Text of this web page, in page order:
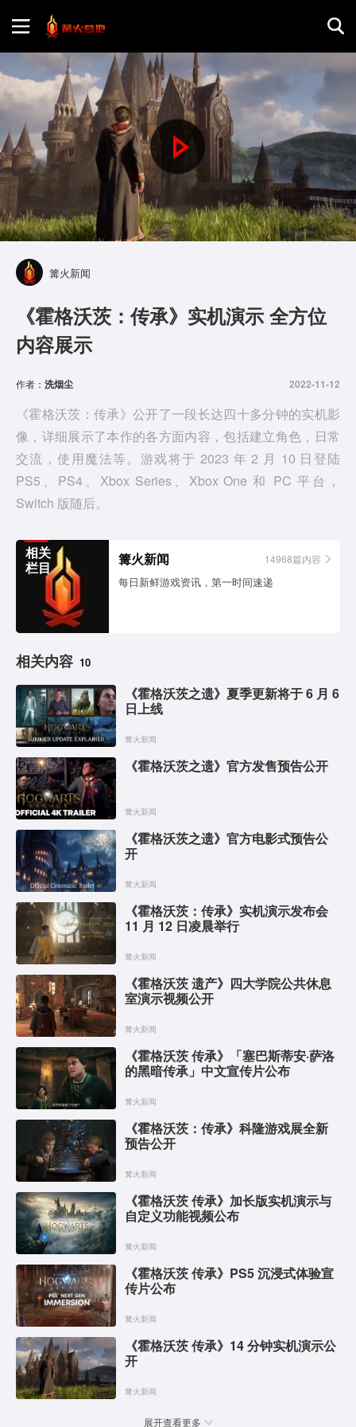
首页
游戏评测
地图攻略
P
a
V
e
o
篝火新闻
《霍格沃茨：传承》实机演示 全方位
内容展示
作者： 洗烟尘 2022-11-12
《霍格沃茨：传承》公开了一段长达四十多分钟的实机影
像，详细展示了本作的各方面内容，包括建立角色，日常
交流，使用魔法等。游戏将于 2023 年 2 月 10 日登陆
PS5、PS4、Xbox Series、Xbox One 和 PC 平台，
Switch 版随后。
相关
栏目
篝火新闻 14968篇内容
每日新鲜游戏资讯，第一时间速递
相关内容 10
《霍格沃茨之遗》夏季更新将于 6 月 6
日上线
篝火新闻
《霍格沃茨之遗》官方发售预告公开
篝火新闻
《霍格沃茨之遗》官方电影式预告公
开
篝火新闻
《霍格沃茨：传承》实机演示发布会
11 月 12 日凌晨举行
篝火新闻
《霍格沃茨 遗产》四大学院公共休息
室演示视频公开
篝火新闻
《霍格沃茨 传承》「塞巴斯蒂安·萨洛
的黑暗传承」中文宣传片公布
篝火新闻
《霍格沃茨：传承》科隆游戏展全新
预告公开
篝火新闻
《霍格沃茨 传承》加长版实机演示与
自定义功能视频公布
篝火新闻
《霍格沃茨 传承》PS5 沉浸式体验宣
传片公布
篝火新闻
《霍格沃茨 传承》14 分钟实机演示公
开
篝火新闻
展开查看更多